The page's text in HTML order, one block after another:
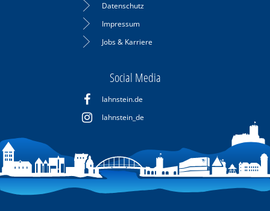
Datenschutz
Impressum
Jobs & Karriere
Social Media
lahnstein.de
lahnstein_de